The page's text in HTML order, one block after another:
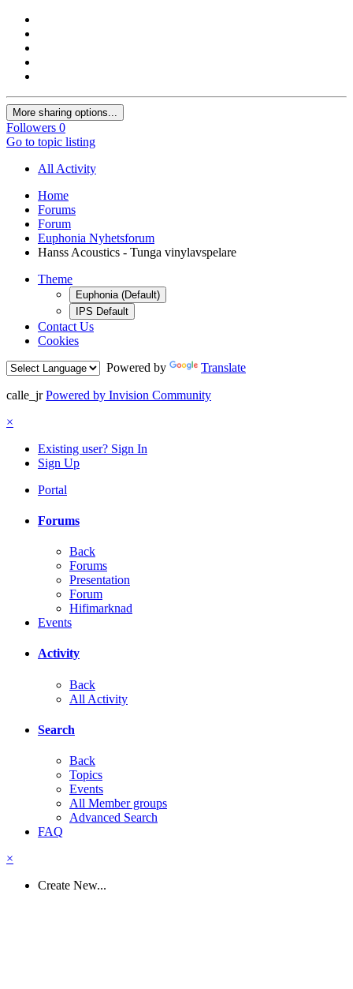
More sharing options...
Followers 0
Go to topic listing
All Activity
Home
Forums
Forum
Euphonia Nyhetsforum
Hanss Acoustics - Tunga vinylavspelare
Theme
Euphonia (Default)
IPS Default
Contact Us
Cookies
Powered by
Translate
calle_jr Powered by Invision Community
×
Existing user? Sign In
Sign Up
Portal
Forums
Back
Forums
Presentation
Forum
Hifimarknad
Events
Activity
Back
All Activity
Search
Back
Topics
Events
All Member groups
Advanced Search
FAQ
×
Create New...